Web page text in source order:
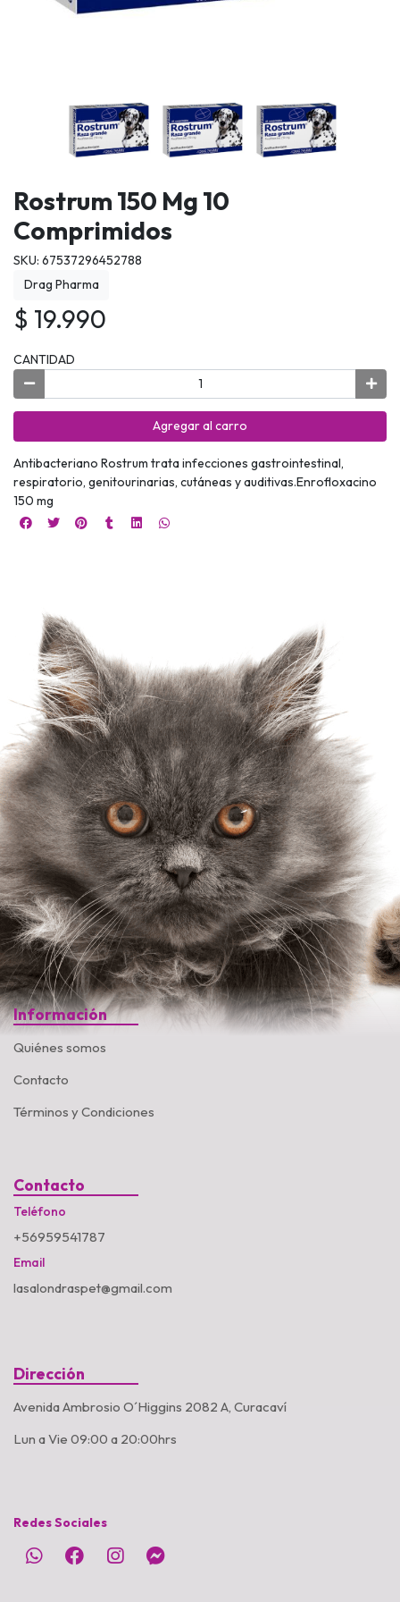
Rostrum 150 Mg 10
Comprimidos
SKU: 67537296452788
Drag Pharma
$ 19.990
CANTIDAD
Agregar al carro
Antibacteriano Rostrum trata infecciones gastrointestinal,
respiratorio, genitourinarias, cutáneas y auditivas.Enrofloxacino
150 mg
Información
Quiénes somos
Contacto
Términos y Condiciones
Contacto
Teléfono
+56959541787
Email
lasalondraspet@gmail.com
Dirección
Avenida Ambrosio O´Higgins 2082 A, Curacaví
Lun a Vie 09:00 a 20:00hrs
Redes Sociales